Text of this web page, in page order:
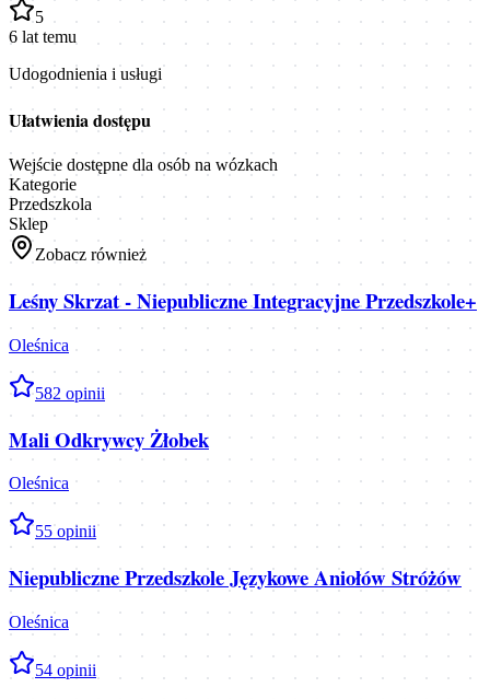
5
6 lat temu
Udogodnienia i usługi
Ułatwienia dostępu
Wejście dostępne dla osób na wózkach
Kategorie
Przedszkola
Sklep
Zobacz również
Leśny Skrzat - Niepubliczne Integracyjne Przedszkole+
Oleśnica
582 opinii
Mali Odkrywcy Żłobek
Oleśnica
55opinii
Niepubliczne Przedszkole Językowe Aniołów Stróżów
Oleśnica
54 opinii